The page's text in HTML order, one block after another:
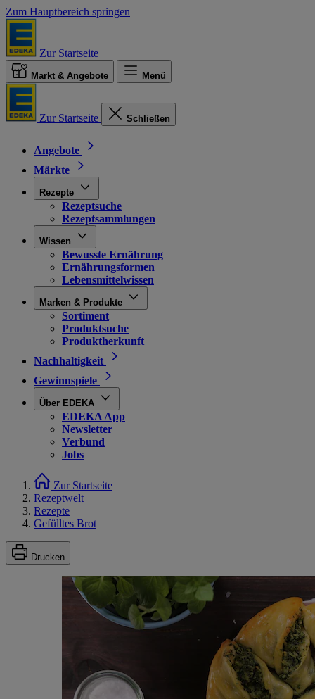
Zum Hauptbereich springen
Zur Startseite
Markt & Angebote Menü
Zur Startseite Schließen
Angebote
Märkte
Rezepte
Rezeptsuche
Rezeptsammlungen
Wissen
Bewusste Ernährung
Ernährungsformen
Lebensmittelwissen
Marken & Produkte
Sortiment
Produktsuche
Produktherkunft
Nachhaltigkeit
Gewinnspiele
Über EDEKA
EDEKA App
Newsletter
Verbund
Jobs
Zur Startseite
Rezeptwelt
Rezepte
Gefülltes Brot
Drucken